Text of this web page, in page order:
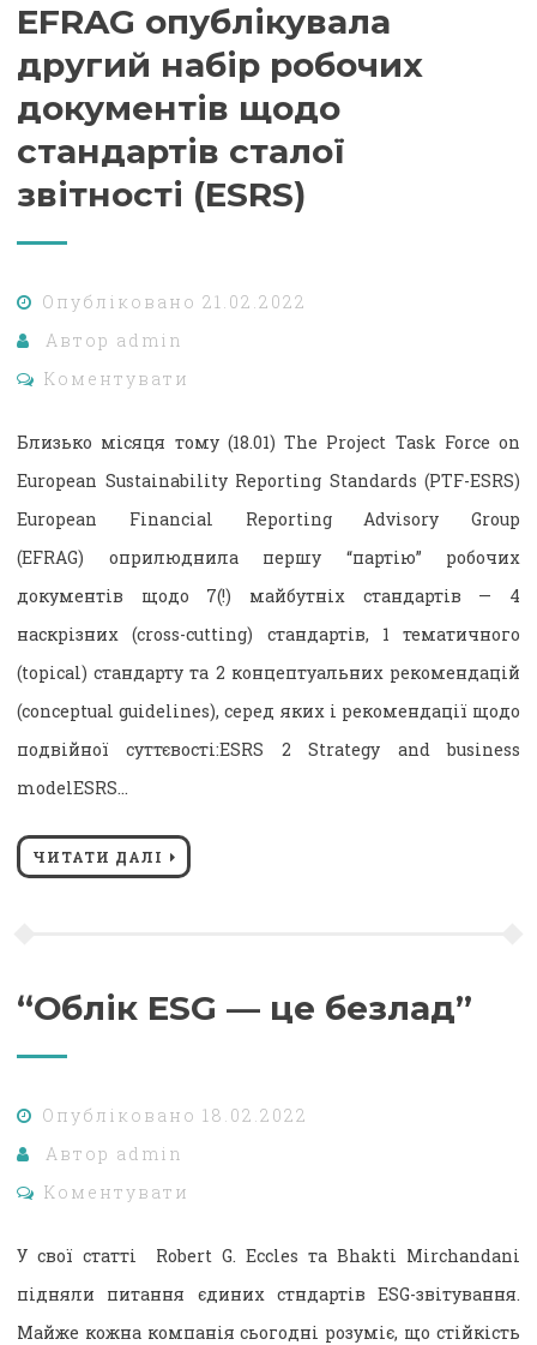
EFRAG опублікувала
другий набір робочих
документів щодо
стандартів сталої
звітності (ESRS)
Опубліковано 21.02.2022
Автор admin
Коментувати
Близько місяця тому (18.01) The Project Task Force on
European Sustainability Reporting Standards (PTF-ESRS)
European Financial Reporting Advisory Group
(EFRAG) оприлюднила першу “партію” робочих
документів щодо 7(!) майбутніх стандартів — 4
наскрізних (cross-cutting) стандартів, 1 тематичного
(topical) стандарту та 2 концептуальних рекомендацій
(conceptual guidelines), серед яких і рекомендації щодо
подвійної суттєвості:ESRS 2 Strategy and business
modelESRS…
ЧИТАТИ ДАЛІ
“Облік ESG — це безлад”
Опубліковано 18.02.2022
Автор admin
Коментувати
У свої статті Robert G. Eccles та Bhakti Mirchandani
підняли питання єдиних стндартів ESG-звітування.
Майже кожна компанія сьогодні розуміє, що стійкість